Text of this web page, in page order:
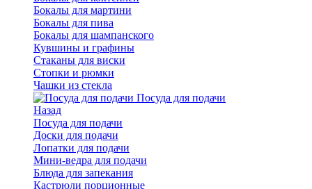
Бокалы для мартини
Бокалы для пива
Бокалы для шампанского
Кувшины и графины
Стаканы для виски
Стопки и рюмки
Чашки из стекла
Посуда для подачи
Назад
Посуда для подачи
Доски для подачи
Лопатки для подачи
Мини-ведра для подачи
Блюда для запекания
Кастрюли порционные